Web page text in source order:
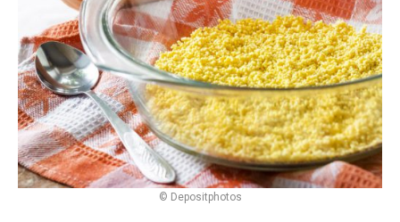
© Depositphotos